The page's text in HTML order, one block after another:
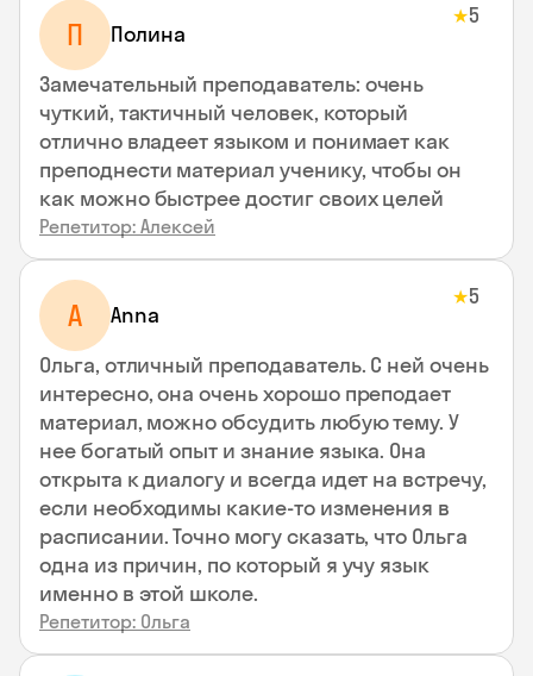
П Полина
★5
Замечательный преподаватель: очень
чуткий, тактичный человек, который
отлично владеет языком и понимает как
преподнести материал ученику, чтобы он
как можно быстрее достиг своих целей
Репетитор: Алексей
A Anna
★5
Ольга, отличный преподаватель. С ней очень
интересно, она очень хорошо преподает
материал, можно обсудить любую тему. У
нее богатый опыт и знание языка. Она
открыта к диалогу и всегда идет на встречу,
если необходимы какие-то изменения в
расписании. Точно могу сказать, что Ольга
одна из причин, по который я учу язык
именно в этой школе.
Репетитор: Ольга